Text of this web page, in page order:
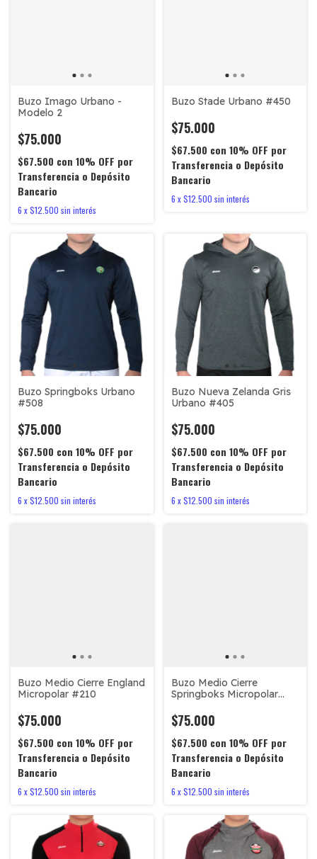
Buzo Imago Urbano -
Modelo 2
$75.000
$67.500 con 10% OFF por
Transferencia o Depósito
Bancario
6 x$12.500 sin interés
Buzo Stade Urbano #450
$75.000
$67.500 con 10% OFF por
Transferencia o Depósito
Bancario
6 x$12.500 sin interés
Buzo Springboks Urbano
#508
$75.000
$67.500 con 10% OFF por
Transferencia o Depósito
Bancario
6 x$12.500 sin interés
Buzo Nueva Zelanda Gris
Urbano #405
$75.000
$67.500 con 10% OFF por
Transferencia o Depósito
Bancario
6 x$12.500 sin interés
Buzo Medio Cierre England
Micropolar #210
$75.000
$67.500 con 10% OFF por
Transferencia o Depósito
Bancario
6 x$12.500 sin interés
Buzo Medio Cierre
Springboks Micropolar
$75.000
$67.500 con 10% OFF por
Transferencia o Depósito
Bancario
6 x$12.500 sin interés